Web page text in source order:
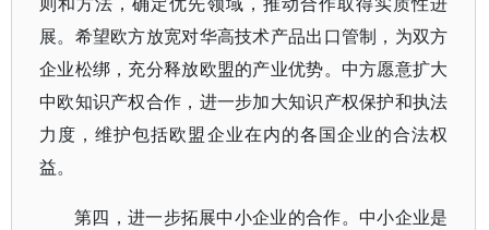
展。希望欧方放宽对华高技术产品出口管制，为双方
企业松绑，充分释放欧盟的产业优势。中方愿意扩大
中欧知识产权合作，进一步加大知识产权保护和执法
力度，维护包括欧盟企业在内的各国企业的合法权
益。
第四，进一步拓展中小企业的合作。中小企业是